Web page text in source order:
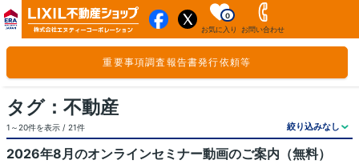
お気に入り
0
お問い合わせ
重要事項調査報告書発行依頼等
タグ：不動産
1～20件を表示 / 21件
2026年8月のオンラインセミナー動画のご案内（無料）